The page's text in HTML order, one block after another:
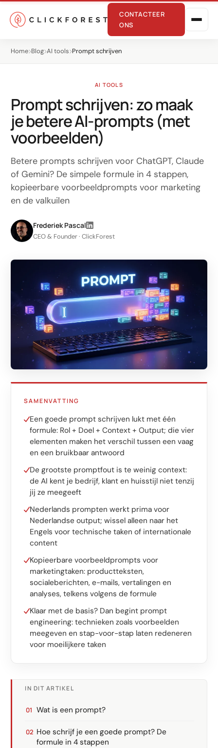
CONTACTEER
ONS
Online marketing
SEO
GEO
CRO
LinkedIn
Leadgeneratie B2B
Shopify e-commerce
Webshop setup
WhatsApp verkoop
Beheer & support
AI voor groei
AI-agents
Marketing automation
AI content marketing
Chatbot
Software op maat
Opleiding
Website ontwikkeling
Audits
Website
SEO
GEO
Home Blog AI tools Prompt schrijven
AI TOOLS
Prompt schrijven: zo maak
je betere AI-prompts (met
voorbeelden)
Betere prompts schrijven voor ChatGPT, Claude
of Gemini? De simpele formule in 4 stappen,
kopieerbare voorbeeldprompts voor marketing
en de valkuilen
Frederiek Pascal
CEO & Founder · ClickForest
SAMENVATTING
Een goede prompt schrijven lukt met één
formule: Rol + Doel + Context + Output; die vier
elementen maken het verschil tussen een vaag
en een bruikbaar antwoord
De grootste promptfout is te weinig context:
de AI kent je bedrijf, klant en huisstijl niet tenzij
jij ze meegeeft
Nederlands prompten werkt prima voor
Nederlandse output; wissel alleen naar het
Engels voor technische taken of internationale
content
Kopieerbare voorbeeldprompts voor
marketingtaken: productteksten,
socialeberichten, e-mails, vertalingen en
analyses, telkens volgens de formule
Klaar met de basis? Dan begint prompt
engineering: technieken zoals voorbeelden
meegeven en stap-voor-stap laten redeneren
voor moeilijkere taken
IN DIT ARTIKEL
Wat is een prompt?
Hoe schrijf je een goede prompt? De
formule in 4 stappen